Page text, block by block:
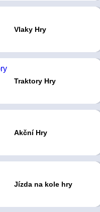
Vlaky Hry
Traktory Hry
Akční Hry
Jízda na kole hry